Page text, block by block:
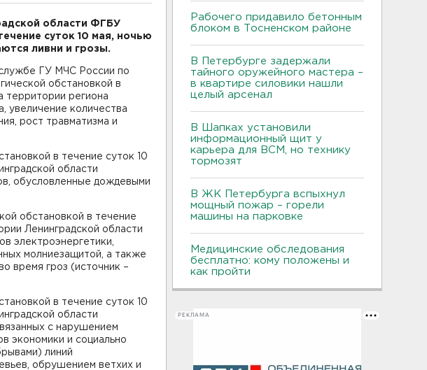
области ФГБУ
суток 10 мая, ночью
ливни и грозы.
ГУ МЧС России по
обстановкой в
территории региона
увеличение количества
рост травматизма и
в течение суток 10
области
обусловленные дождевыми
обстановкой в течение
Ленинградской области
электроэнергетики,
молниезащитой, а также
время гроз (источник –
в течение суток 10
области
с нарушением
экономики и социально
линий
обрушением ветхих и
Рабочего придавило бетонным
блоком в Тосненском районе
В Петербурге задержали
тайного оружейного мастера –
в квартире силовики нашли
целый арсенал
В Шапках установили
информационный щит у
карьера для ВСМ, но технику
тормозят
В ЖК Петербурга вспыхнул
мощный пожар – горели
машины на парковке
Медицинские обследования
бесплатно: кому положены и
как пройти
РЕКЛАМА